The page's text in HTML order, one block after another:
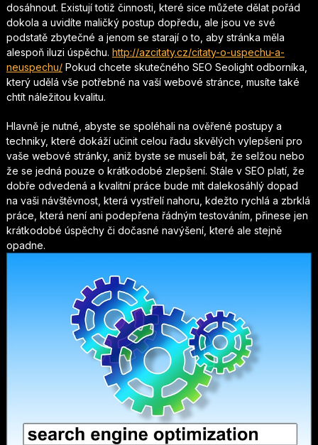
dosáhnout. Existují totiž činnosti, které sice můžete dělat pořád
dokola a uvidíte maličký postup dopředu, ale jsou ve své
podstatě zbytečné a jenom se starají o to, aby stránka měla
alespoň iluzi úspěchu. http://azcitaty.cz/citaty-o-uspechu-a-
neuspechu/Pokud chcete skutečného SEO Seolightodborníka,
který udělá vše potřebné na vaší webové stránce, musíte také
chtít náležitou kvalitu.
Hlavně je nutné, abyste se spoléhali na ověřené postupy a
techniky, které dokáží učinit celou řadu skvělých vylepšení pro
vaše webové stránky, aniž byste se museli bát, že selžou nebo
že se jedná pouze o krátkodobé zlepšení. Stále v SEO platí, že
dobře odvedená a kvalitní práce bude mít dalekosáhlý dopad
na vaši návštěvnost, která vystřelí nahoru, kdežto rychlá a zbrklá
práce, která není ani podepřena řádným testováním, přinese jen
krátkodobé úspěchy či dočasné navýšení, které ale stejně
opadne.